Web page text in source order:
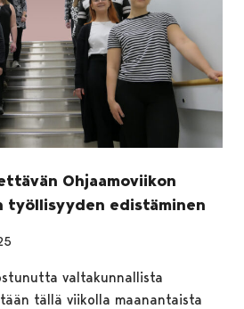
Ohjaamoviikon
työllisyyden edistäminen
valtakunnallista
tällä viikolla maanantaista